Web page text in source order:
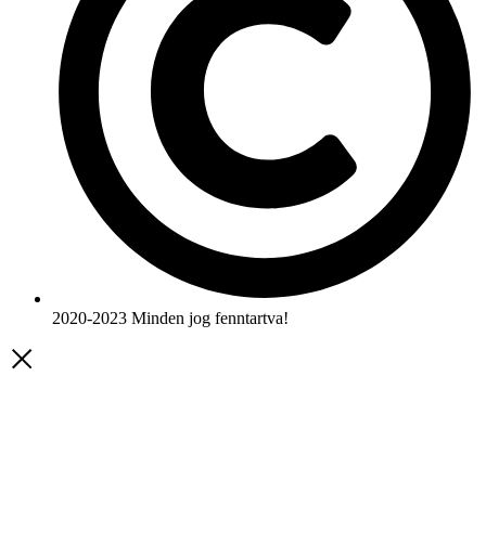
2020-2023 Minden jog fenntartva!